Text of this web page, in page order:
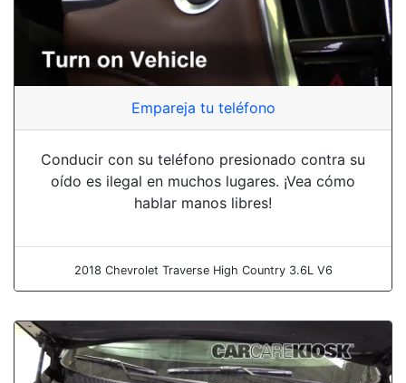
Empareja tu teléfono
Conducir con su teléfono presionado contra su
oído es ilegal en muchos lugares. ¡Vea cómo
hablar manos libres!
2018 Chevrolet Traverse High Country 3.6L V6